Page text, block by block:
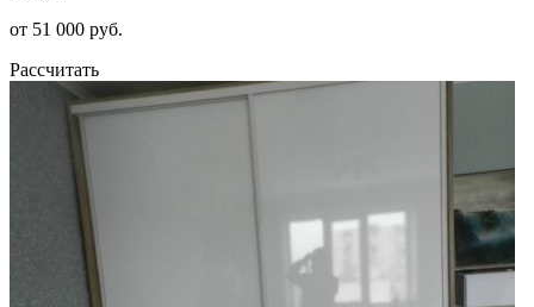
от 51 000 руб.
Рассчитать